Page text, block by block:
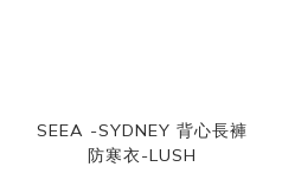
SEEA -SYDNEY 背心長褲
防寒衣-LUSH